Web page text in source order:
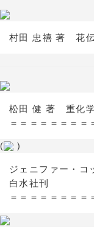
村田 忠禧 著 花伝
松田 健 著 重化学
＝＝＝＝＝＝＝＝
( )
ジェニファー・コ
白水社刊
＝＝＝＝＝＝＝＝